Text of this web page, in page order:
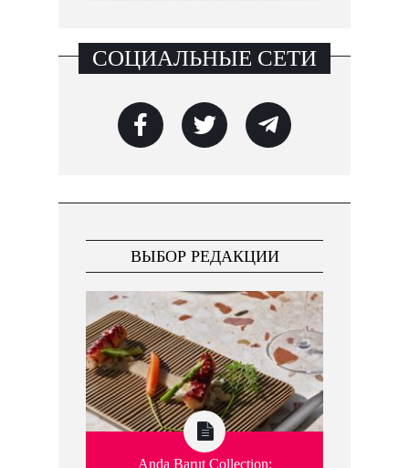
СОЦИАЛЬНЫЕ СЕТИ
ВЫБОР РЕДАКЦИИ
Anda Barut Collection: